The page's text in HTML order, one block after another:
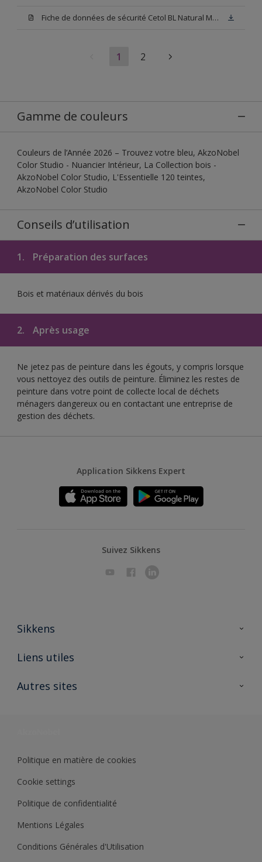
Fiche de données de sécurité Cetol BL Natural Mat Chêne Foncé
1 2
Gamme de couleurs
Couleurs de l’Année 2026 – Trouvez votre bleu, AkzoNobel
Color Studio - Nuancier Intérieur, La Collection bois -
AkzoNobel Color Studio, L'Essentielle 120 teintes,
AkzoNobel Color Studio
Conseils d’utilisation
1. Préparation des surfaces
Bois et matériaux dérivés du bois
2. Après usage
Ne jetez pas de peinture dans les égouts, y compris lorsque
vous nettoyez des outils de peinture. Éliminez les restes de
peinture dans votre point de collecte local de déchets
ménagers dangereux ou en contactant une entreprise de
gestion des déchets.
Application Sikkens Expert
Suivez Sikkens
Sikkens
A propos de Sikkens
Liens utiles
Ouvrir un magasin PASS
Autres sites
Politique en matière de cookies
Cookie settings
Politique de confidentialité
Mentions Légales
Conditions Générales d'Utilisation